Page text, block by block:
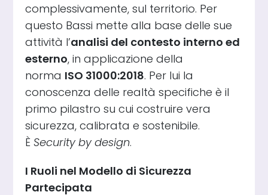
complessivamente, sul territorio. Per
questo Bassi mette alla base delle sue
attività l’analisi del contesto interno ed
esterno, in applicazione della
norma ISO 31000:2018. Per lui la
conoscenza delle realtà specifiche è il
primo pilastro su cui costruire vera
sicurezza, calibrata e sostenibile.
ÈSecurity by design.
I Ruoli nel Modello di Sicurezza
Partecipata